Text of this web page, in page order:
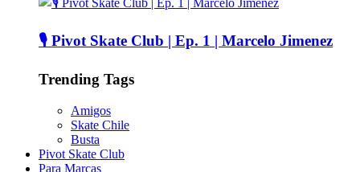
🎙️ Pivot Skate Club | Ep. 1 | Marcelo Jimenez
Trending Tags
Amigos
Skate Chile
Busta
Pivot Skate Club
Para Marcas